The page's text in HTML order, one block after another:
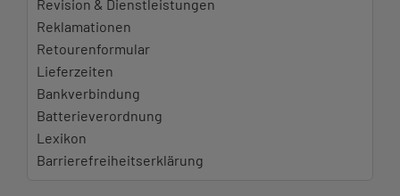
Revision & Dienstleistungen
Reklamationen
Retourenformular
Lieferzeiten
Bankverbindung
Batterieverordnung
Lexikon
Barrierefreiheitserklärung